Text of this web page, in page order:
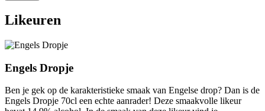
Likeuren
Engels Dropje
Ben je gek op de karakteristieke smaak van Engelse drop? Dan is de
Engels Dropje 70cl een echte aanrader! Deze smaakvolle likeur